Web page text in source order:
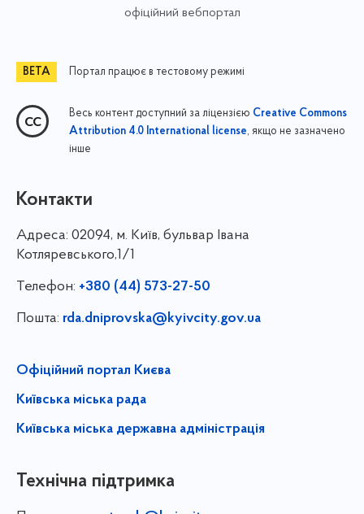
офіційний вебпортал
Портал працює в тестовому режимі
Весь контент доступний за ліцензією Creative Commons
Attribution 4.0 International license, якщо не зазначено
інше
Контакти
Адреса: 02094, м. Київ, бульвар Івана
Котляревського,1/1
Телефон: +380 (44) 573-27-50
Пошта: rda.dniprovska@kyivcity.gov.ua
Офіційний портал Києва
Київська міська рада
Київська міська державна адміністрація
Технічна підтримка